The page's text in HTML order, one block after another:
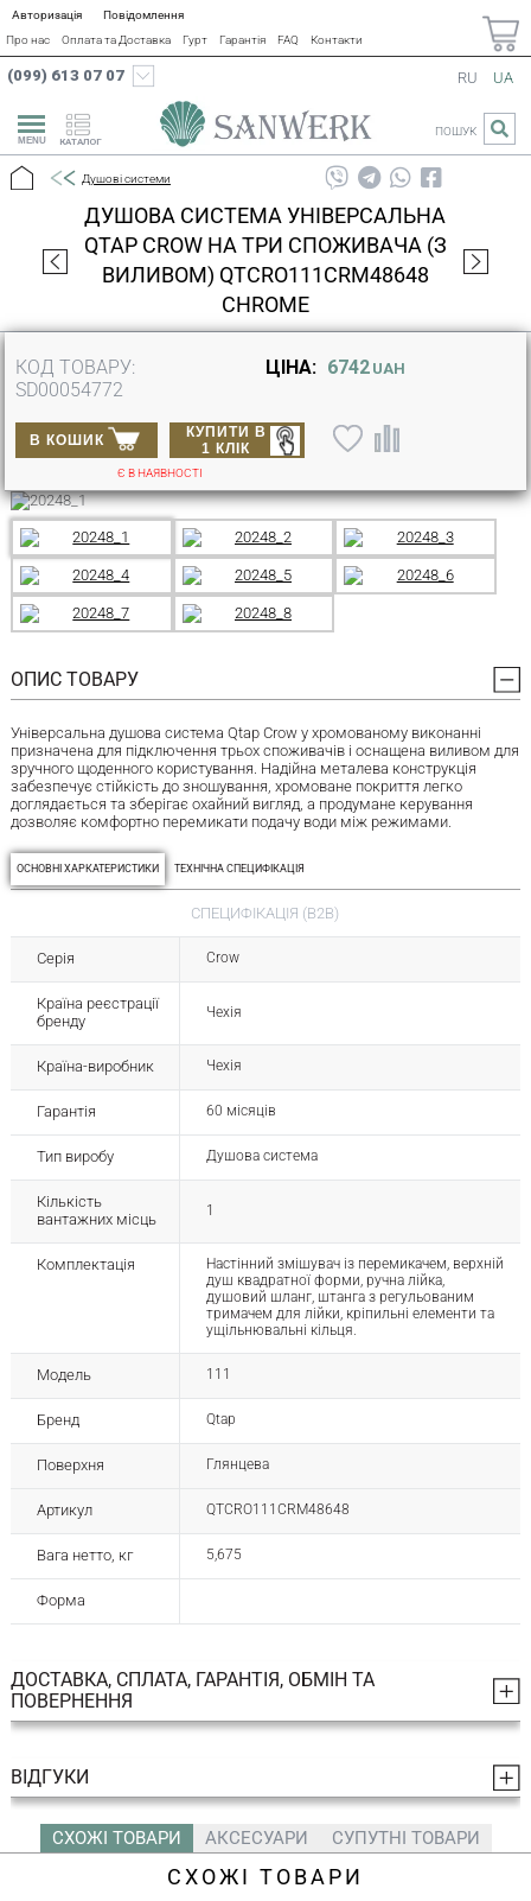
Авторизація
Повідомлення
Про нас
Оплата та Доставка Гурт Гарантія FAQ Контакти
(099) 613 07 07
КАТАЛОГ
RU UA
ПОШУК
Душові системи
ДУШОВА СИСТЕМА УНІВЕРСАЛЬНА
QTAP CROW НА ТРИ СПОЖИВАЧА (З
ВИЛИВОМ) QTCRO111CRM48648
CHROME
КОД ТОВАРУ:
SD00054772
ЦІНА: 6742 UAH
В КОШИК
КУПИТИ В
1 КЛІК
Є В НАЯВНОСТІ
ОПИС ТОВАРУ
Універсальна душова система Qtap Crow у хромованому виконанні
призначена для підключення трьох споживачів і оснащена виливом для
зручного щоденного користування. Надійна металева конструкція
забезпечує стійкість до зношування, хромоване покриття легко
доглядається та зберігає охайний вигляд, а продумане керування
дозволяє комфортно перемикати подачу води між режимами.
ОСНОВНІ ХАРКАТЕРИСТИКИ ТЕХНІЧНА СПЕЦИФІКАЦІЯ
СПЕЦИФІКАЦІЯ (B2B)
Серія Crow
Країна реєстрації
бренду
Чехія
Країна-виробник Чехія
Гарантія 60 місяців
Тип виробу Душова система
Кількість
вантажних місць
1
Комплектація
Настінний змішувач із перемикачем, верхній
душ квадратної форми, ручна лійка,
душовий шланг, штанга з регульованим
тримачем для лійки, кріпильні елементи та
ущільнювальні кільця.
Модель 111
Бренд Qtap
Поверхня Глянцева
Артикул QTCRO111CRM48648
Вага нетто, кг 5,675
Форма
ДОСТАВКА, СПЛАТА, ГАРАНТІЯ, ОБМІН ТА
ПОВЕРНЕННЯ
ВІДГУКИ
СХОЖІ ТОВАРИ АКСЕСУАРИ СУПУТНІ ТОВАРИ
СХОЖІ ТОВАРИ